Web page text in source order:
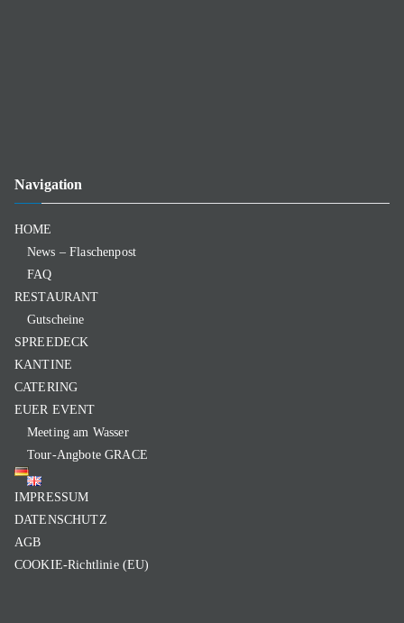
Navigation
HOME
News – Flaschenpost
FAQ
RESTAURANT
Gutscheine
SPREEDECK
KANTINE
CATERING
EUER EVENT
Meeting am Wasser
Tour-Angbote GRACE
IMPRESSUM
DATENSCHUTZ
AGB
COOKIE-Richtlinie (EU)